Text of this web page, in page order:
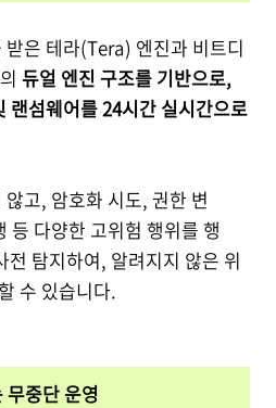
은 테라(Tera) 엔진과 비트디
듀얼 엔진 구조를 기반으로,
랜섬웨어를 24시간 실시간으로
고, 암호화 시도, 권한 변
등 다양한 고위험 행위를 행
전 탐지하여, 알려지지 않은 위
수 있습니다.
중단 운영